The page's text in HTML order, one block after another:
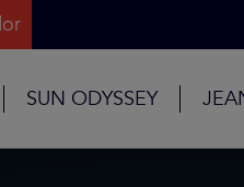
SUN ODYSSEY